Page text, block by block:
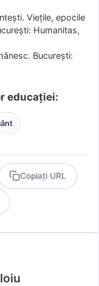
Vieţile, epocile
Humanitas,
Bucureşti:
educației:
Copiați URL